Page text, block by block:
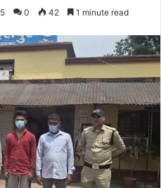
0 42 1 minute read